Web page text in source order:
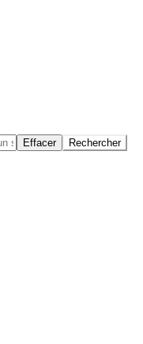
Effacer Rechercher